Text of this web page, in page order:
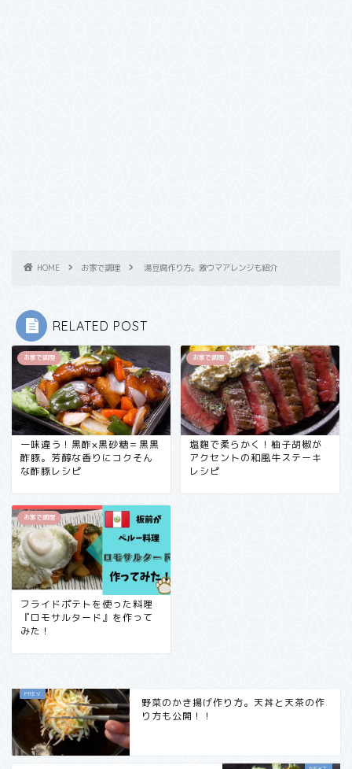
HOME お家で調理 湯豆腐作り方。激ウマアレンジも紹介
RELATED POST
お家で調理
一味違う！黒酢×黒砂糖＝黒黒
酢豚。芳醇な香りにコクそん
な酢豚レシピ
お家で調理
塩麹で柔らかく！柚子胡椒が
アクセントの和風牛ステーキ
レシピ
お家で調理
フライドポテトを使った料理
『ロモサルタード』を作って
みた！
野菜のかき揚げ作り方。天丼と天茶の作
り方も公開！！